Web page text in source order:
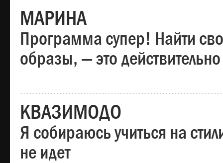
МАРИНА
Программа супер! Найти
образы, — это
КВАЗИМОДО
Я собираюсь учиться на
не идет